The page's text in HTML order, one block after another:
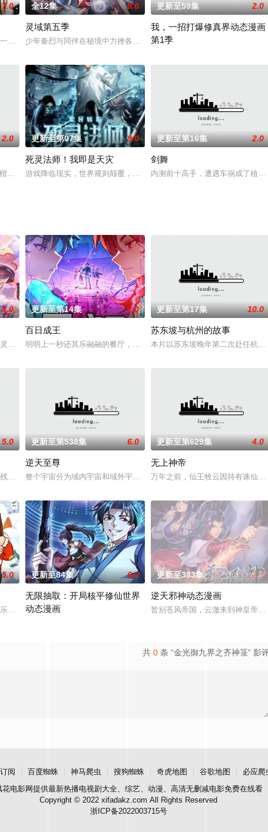
身拥有外挂，却因为没有灵根，连最普通的修仙者都当不了。无奈的他只能蜗
7.0
不与人为善，二不斩草留根，三不相信真情，所以，她手段狠辣、横行无忌
全12集 9.0
灵域第五季
少年秦烈与同伴在秘境中力挫各方势力的青年才俊，秦烈不但成功收服
更新至59集 2.0
我，一招打爆修真界动态漫画
第1季
江鱼儿带着系统穿越修真世界，
》即将于寒假期间与广大少年朋友见面。《美猴王》是央视动画精心打造的
2.0
枫,西拉
更新至第07集 8.0
死灵法师！我即是天灾
游戏降临现实，世界规则颠覆，人类进入全民转职时代。 唯有成为转
更新至第16集 2.0
剑舞
内测前十高手，遭遇车祸成了植
天地。星辰镇昔日天才辰天，十岁后武魂沉寂、灵海枯竭，自此沦为家族废物
4.0
竟然成了关键所在！东方桃子与伙伴们一边为救治师父森木宇冲击仙蜜试炼
更新至第14集 7.0
百日成王
明明上一秒还其乐融融的餐厅，下一秒竟然血流成河……明明是爱民如
更新至第17集 10.0
苏东坡与杭州的故事
本片以苏东坡晚年第二次赴任杭
职者！升级变强！方能站上世界之巅！ 转职当天，林默语成为唯一性隐藏职
5.0
，主角孟川自小立下为母复仇的誓言，以镜湖道院为起点，凭借坚毅无畏的
更新至第538集 6.0
逆天至尊
整个宇宙分为域内宇宙和域外宇宙，两个宇宙彼此为敌，域外宇宙由天
更新至第629集 4.0
无上神帝
万年之前，仙王牧云因持有诛仙
式启动！
5.0
观善良的少年锤锤和他性格各异的家人朋友们，他们在日常琐事中脑洞大开
更新至84集 6.0
无限抽取：开局核平修仙世界
动态漫画
更新至383集 1.0
逆天邪神动态漫画
暂别苍风帝国，云澈来到神皇帝
共 0 条 “金光御九界之齐神箓” 影
阅 百度蜘蛛 神马爬虫 搜狗蜘蛛 奇虎地图 谷歌地图
必应爬
花电影网提供最新热播电视剧大全、综艺、动漫、高清无删减电影免费在线看
Copyright © 2022 xifadakz.com All Rights Reserved
浙ICP备2022003715号